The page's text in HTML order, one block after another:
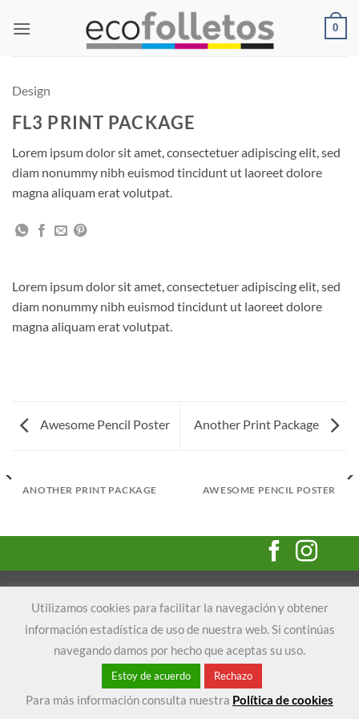
0
Design
FL3 PRINT PACKAGE
Lorem ipsum dolor sit amet, consectetuer adipiscing elit, sed
diam nonummy nibh euismod tincidunt ut laoreet dolore
magna aliquam erat volutpat.
Lorem ipsum dolor sit amet, consectetuer adipiscing elit, sed
diam nonummy nibh euismod tincidunt ut laoreet dolore
magna aliquam erat volutpat.
Awesome Pencil Poster Another Print Package
ANOTHER PRINT PACKAGE AWESOME PENCIL POSTER
Transfer
AVISO LEGAL
TÉRMINOS Y CONDICIONES GENERALES
Copyright 2026 ©Ecofolletos
Utilizamos cookies para facilitar la navegación y obtener
información estadística de uso de nuestra web. Si continúas
navegando damos por hecho que aceptas su uso.
Estoy de acuerdo Rechazo
Para más información consulta nuestra Política de cookies
1